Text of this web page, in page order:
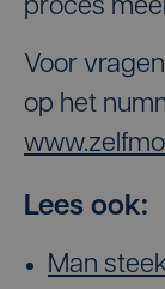
proces
Voor
op het
Lees ook:
Man